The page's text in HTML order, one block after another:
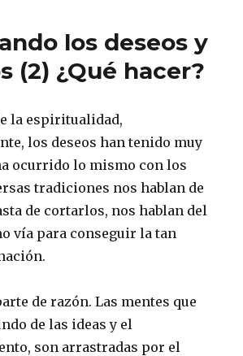
los deseos y
(2) ¿Qué hacer?
la espiritualidad,
los deseos han tenido muy
ocurrido lo mismo con los
tradiciones nos hablan de
de cortarlos, nos hablan del
vía para conseguir la tan
de razón. Las mentes que
de las ideas y el
son arrastradas por el